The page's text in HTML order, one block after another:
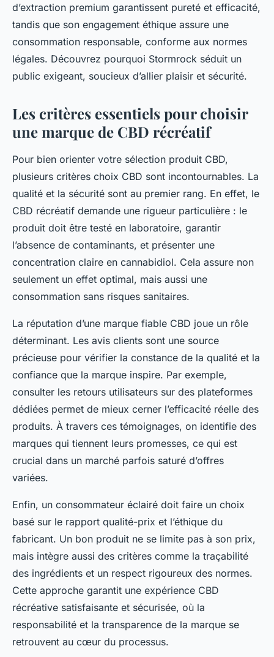
d’extraction premium garantissent pureté et efficacité,
tandis que son engagement éthique assure une
consommation responsable, conforme aux normes
légales. Découvrez pourquoi Stormrock séduit un
public exigeant, soucieux d’allier plaisir et sécurité.
Les critères essentiels pour choisir
une marque de CBD récréatif
Pour bien orienter votre sélection produit CBD,
plusieurs critères choix CBD sont incontournables. La
qualité et la sécurité sont au premier rang. En effet, le
CBD récréatif demande une rigueur particulière : le
produit doit être testé en laboratoire, garantir
l’absence de contaminants, et présenter une
concentration claire en cannabidiol. Cela assure non
seulement un effet optimal, mais aussi une
consommation sans risques sanitaires.
La réputation d’une marque fiable CBD joue un rôle
déterminant. Les avis clients sont une source
précieuse pour vérifier la constance de la qualité et la
confiance que la marque inspire. Par exemple,
consulter les retours utilisateurs sur des plateformes
dédiées permet de mieux cerner l’efficacité réelle des
produits. À travers ces témoignages, on identifie des
marques qui tiennent leurs promesses, ce qui est
crucial dans un marché parfois saturé d’offres
variées.
Enfin, un consommateur éclairé doit faire un choix
basé sur le rapport qualité-prix et l’éthique du
fabricant. Un bon produit ne se limite pas à son prix,
mais intègre aussi des critères comme la traçabilité
des ingrédients et un respect rigoureux des normes.
Cette approche garantit une expérience CBD
récréative satisfaisante et sécurisée, où la
responsabilité et la transparence de la marque se
retrouvent au cœur du processus.